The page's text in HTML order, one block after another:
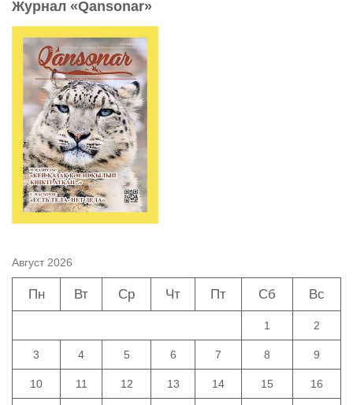
Журнал «Qansonar»
Август 2026
Пн Вт Ср Чт Пт Сб Вс
1 2
3 4 5 6 7 8 9
10 11 12 13 14 15 16